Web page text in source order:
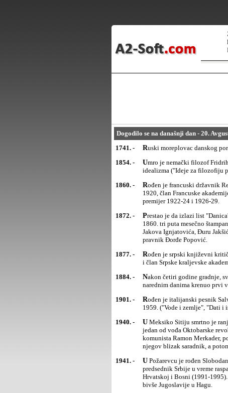
Dogodilo se na današnji dan - 20.
1741. -
Ruski moreplovac danskog
1854. -
Umro je nemački filozof Fridrih Vilhelm Šeling (Friedrich Wilhelm Shelling), jedan od tvoraca nemačkog
idealizma ("Ideje za filozofiju
1860. -
Rođen je francuski državnik Rejmon Poenkare (Raymond Poincare), predsednik Francuske od 1913. do
1920, član Francuske
premijer 1922-24 i 1926-29.
1872. -
Prestao je da izlazi list "Danica", najznačajniji književni časopis srpskog romantizma, koji je od februara
1860. tri puta mesečno
Jakova Ignjatovića, Đuru
pravnik Đorđe Popović.
1877. -
Rođen je srpski književni kritičar i istoričar književnosti Jovan Skerlić, profesor Beogradskog univerziteta
i član Srpske kraljevske
1884. -
Nakon četiri godine gradnje, svečano je otvorena zgrada Beogradske železničke stanice sa koje je u
narednim danima krenuo prvi
1901. -
Rođen je italijanski pesnik Salvatore Kvazimodo (Quasimodo), dobitnik Nobelove nagrade za književnost
1959. ("Vode i zemlje", "Dati
1940. -
U Meksiko Sitiju smrtno je ranjen ruski revolucionar Lav Davidovič Bronštajn, poznat kao Lav Trocki,
jedan od vođa Oktobarske
komunista Ramon Merkader,
njegov blizak saradnik, a
1941. -
U Požarevcu je rođen Slobodan Milošević, od 1997. do 2000. predsednik SR Jugoslavije. Bio je
predsednik Srbije u vreme
Hrvatskoj i Bosni (1991-
bivše Jugoslavije u Hagu.